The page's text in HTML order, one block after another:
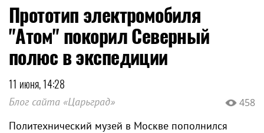
Прототип электромобиля
"Атом" покорил Северный
полюс в экспедиции
11 июня, 14:28
Блог сайта «Царьград» 458
Политехнический музей в Москве пополнился